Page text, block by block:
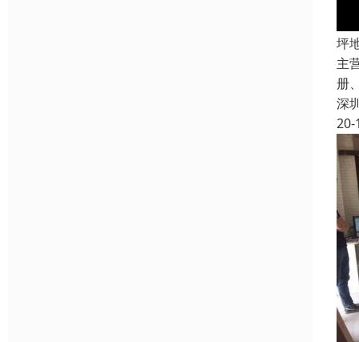
坪
主
册
深
20-